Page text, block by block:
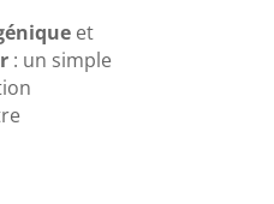
et
: un simple